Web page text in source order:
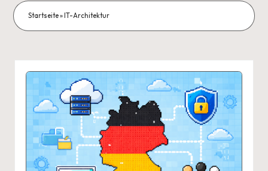
Startseite» IT-Architektur